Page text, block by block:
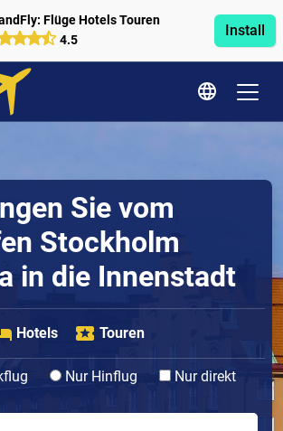
Flüge Hotels Touren
4.5
Install
Sie vom
Stockholm
in die Innenstadt
Hotels Touren
Nur Hinflug
Nur direkt